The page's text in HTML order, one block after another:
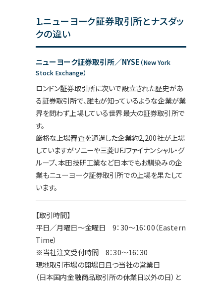
1.ニューヨーク証券取引所とナスダッ
クの違い
ニューヨーク証券取引所／NYSE（New York
Stock Exchange）
ロンドン証券取引所に次いで設立された歴史があ
る証券取引所で、誰もが知っているような企業が業
界を問わず上場している世界最大の証券取引所で
す。
厳格な上場審査を通過した企業約2,200社が上場
していますがソニーや三菱UFJファイナンシャル・グ
ループ、本田技研工業など日本でもお馴染みの企
業もニューヨーク証券取引所での上場を果たして
います。
【取引時間】
平日／月曜日～金曜日 9：30～16：00（Eastern
Time）
※当社注文受付時間 8：30～16：30
現地取引市場の開場日且つ当社の営業日
（日本国内金融商品取引所の休業日以外の日）と